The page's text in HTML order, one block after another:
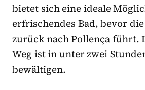
bietet sich eine ideale
erfrischendes Bad, bevor
zurück nach Pollença führt.
Weg ist in unter zwei
bewältigen.